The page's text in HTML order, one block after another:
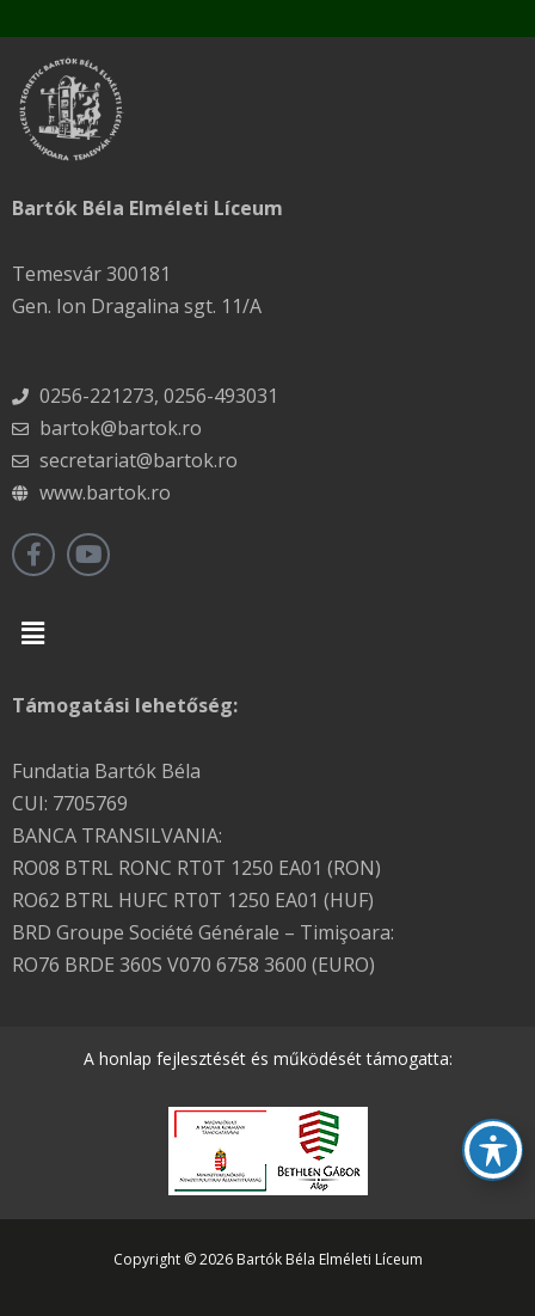
Bartók Béla Elméleti Líceum
Temesvár 300181
Gen. Ion Dragalina sgt. 11/A
0256-221273, 0256-493031
bartok@bartok.ro
secretariat@bartok.ro
www.bartok.ro
Menu
Támogatási lehetőség:
Fundatia Bartók Béla
CUI: 7705769
BANCA TRANSILVANIA:
RO08 BTRL RONC RT0T 1250 EA01 (RON)
RO62 BTRL HUFC RT0T 1250 EA01 (HUF)
BRD Groupe Société Générale – Timişoara:
RO76 BRDE 360S V070 6758 3600 (EURO)
A honlap fejlesztését és működését támogatta:
Copyright © 2026 Bartók Béla Elméleti Líceum